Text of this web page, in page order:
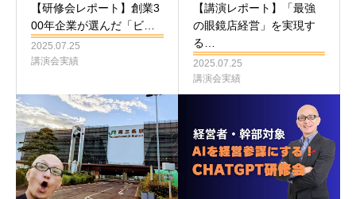
【研修会レポート】創業3
00年企業が選んだ「ビ…
2025.07.25
講演会実績
【講演レポート】「最強
の眼鏡店経営」を実現す
る…
2025.07.25
講演会実績